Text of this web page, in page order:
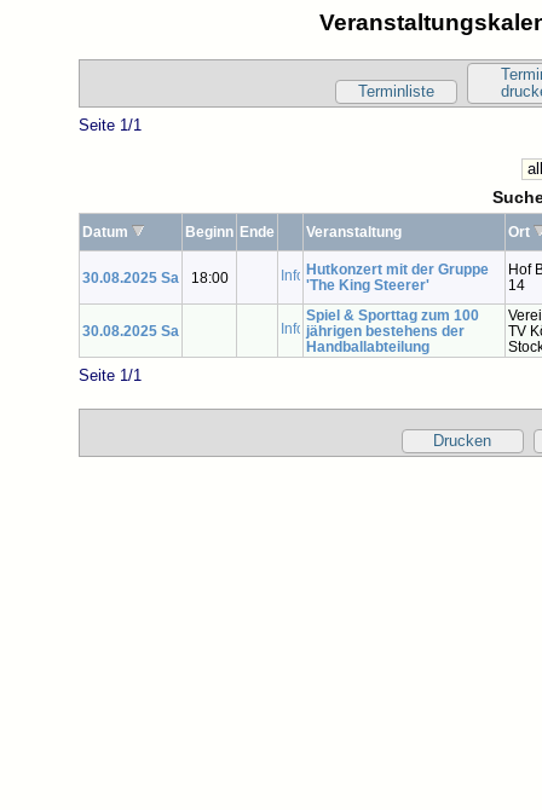
Terminliste
Seite 1/1
Datum Beginn Ende Veranstaltung Ort
30.08.2025 Sa 18:00
Hutkonzert mit der Gruppe
'The King Steerer'
Hof
14
30.08.2025 Sa
Spiel & Sporttag zum 100
jährigen bestehens der
Handballabteilung
TV
Seite 1/1
Drucken